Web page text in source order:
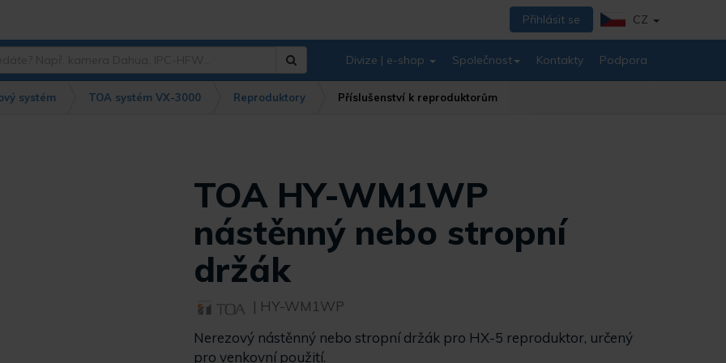
Přihlásit se CZ
Divize | e-shop Společnost Kontakty Podpora
systém TOA systém VX-3000 Reproduktory Příslušenství k reproduktorům
TOA HY-WM1WP
nástěnný nebo stropní
držák
| HY-WM1WP
Nerezový nástěnný nebo stropní držák pro HX-5 reproduktor, určený
pro venkovní použití.